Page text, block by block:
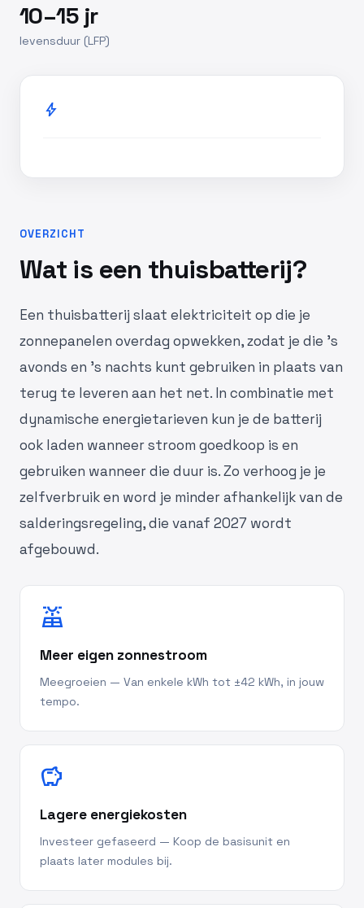
10–15 jr
levensduur (LFP)
bolt
OVERZICHT
Wat is een thuisbatterij?
Een thuisbatterij slaat elektriciteit op die je
zonnepanelen overdag opwekken, zodat je die 's
avonds en 's nachts kunt gebruiken in plaats van
terug te leveren aan het net. In combinatie met
dynamische energietarieven kun je de batterij
ook laden wanneer stroom goedkoop is en
gebruiken wanneer die duur is. Zo verhoog je je
zelfverbruik en word je minder afhankelijk van de
salderingsregeling, die vanaf 2027 wordt
afgebouwd.
solar_power
Meer eigen zonnestroom
Meegroeien — Van enkele kWh tot ±42 kWh, in jouw
tempo.
savings
Lagere energiekosten
Investeer gefaseerd — Koop de basisunit en
plaats later modules bij.